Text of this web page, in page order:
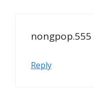
nongpop.555
Reply